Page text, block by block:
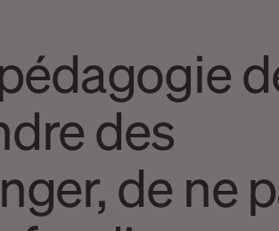
des
de ne